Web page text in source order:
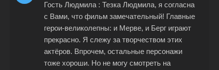
Гость Людмила : Тезка Людмила, я согласна
с Вами, что фильм замечательный! Главные
герои-великолепны: и Мерве, и Берг играют
прекрасно. Я слежу за творчеством этих
актёров. Впрочем, остальные персонажи
тоже хороши. Но не могу смотреть на